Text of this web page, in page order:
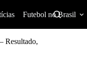
Futebol no Brasil
Resultado,